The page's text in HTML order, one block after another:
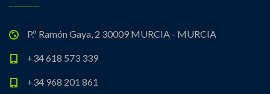
P.º Ramón Gaya, 2 30009 MURCIA - MURCIA
+34 618 573 339
+34 968 201 861